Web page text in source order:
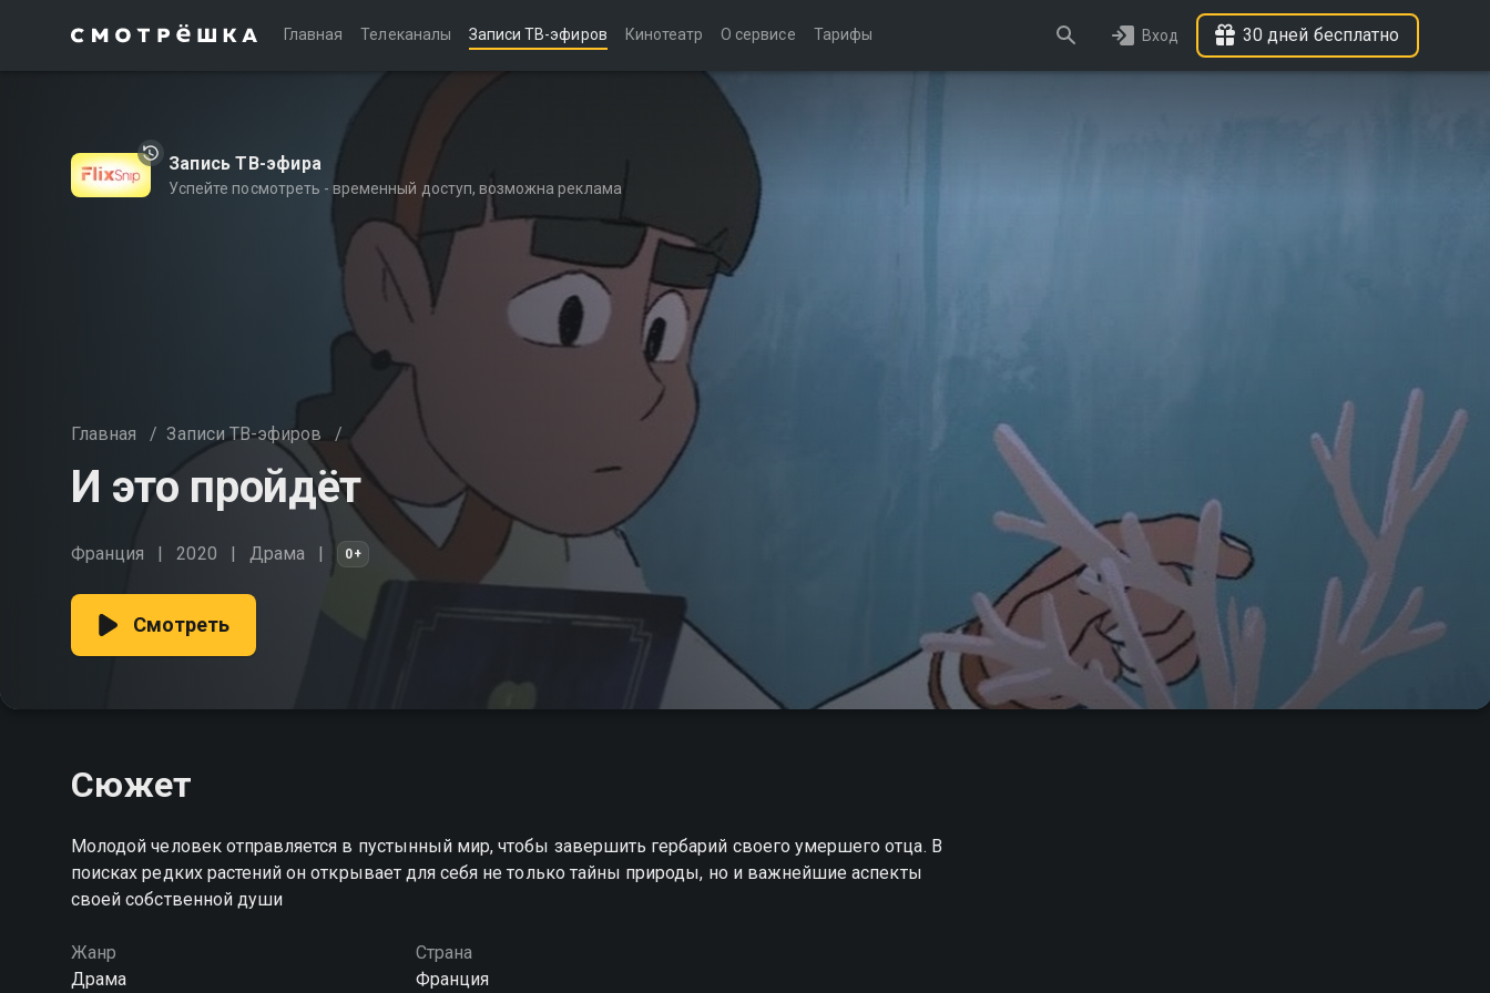
Главная Телеканалы Записи ТВ-эфиров Кинотеатр О сервисе Тарифы Вход 30 дней бесплатно
Запись ТВ-эфира
Успейте посмотреть - временный доступ, возможна реклама
Главная / Записи ТВ-эфиров /
И это пройдёт
Франция 2020 Драма 0+
Смотреть
Сюжет
Молодой человек отправляется в пустынный мир, чтобы завершить гербарий своего умершего отца. В
поисках редких растений он открывает для себя не только тайны природы, но и важнейшие аспекты
своей собственной души
Жанр
Драма
Страна
Франция